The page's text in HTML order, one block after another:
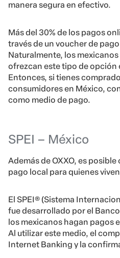
manera segura en efectivo.
Más del 30% de los pagos
través de un voucher de
Naturalmente, los
ofrezcan este tipo de opción
Entonces, si tienes
consumidores en México,
como medio de pago.
SPEI – México
Además de OXXO, es
pago local para quienes
El SPEI® (Sistema
fue desarrollado por el
los mexicanos hagan pagos
Al utilizar este medio, el
Internet Banking y la